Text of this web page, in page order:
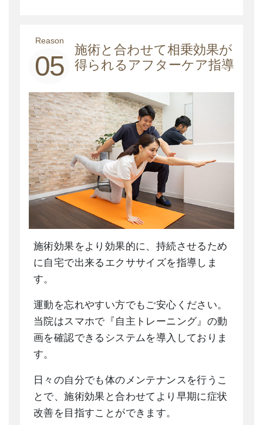
Reason
05
施術と合わせて相乗効果が
得られるアフターケア指導
施術効果をより効果的に、持続させるため
に自宅で出来るエクササイズを指導しま
す。
運動を忘れやすい方でもご安心ください。
当院はスマホで『自主トレーニング』の動
画を確認できるシステムを導入しておりま
す。
日々の自分でも体のメンテナンスを行うこ
とで、施術効果と合わせてより早期に症状
改善を目指すことができます。